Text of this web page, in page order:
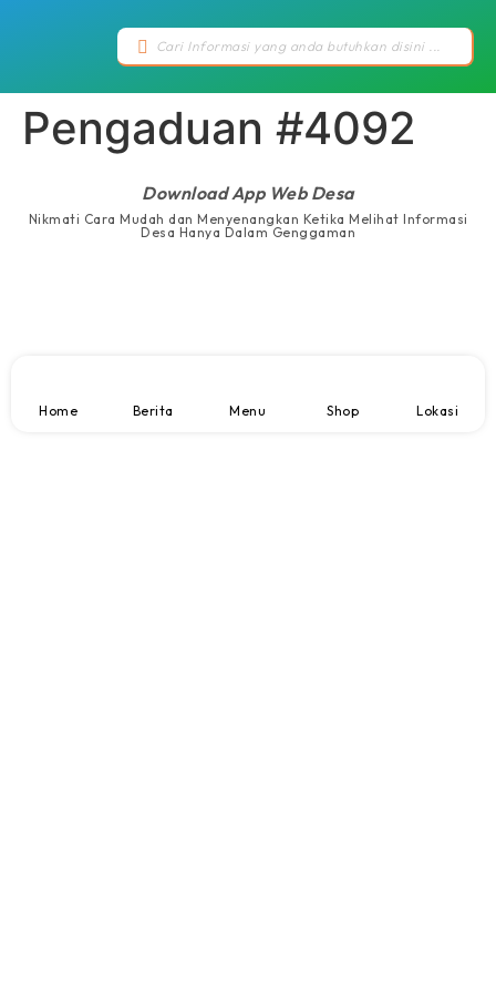
Pengaduan #4092
Download App Web Desa
Nikmati Cara Mudah dan Menyenangkan Ketika Melihat Informasi
Desa Hanya Dalam Genggaman
Home Berita Menu Shop Lokasi